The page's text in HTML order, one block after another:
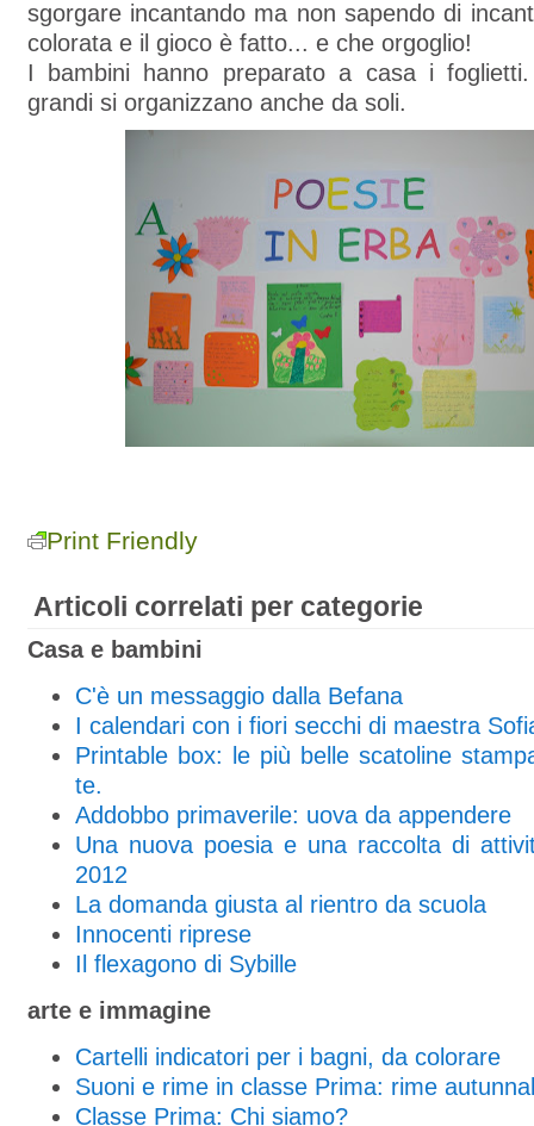
sgorgare incantando ma non sapendo di
colorata e il gioco è fatto... e che orgoglio!
I bambini hanno preparato a casa i
grandi si organizzano anche da soli.
Print Friendly
Articoli correlati per categorie
Casa e bambini
C'è un messaggio dalla Befana
I calendari con i fiori secchi di maestra
Printable box: le più belle scatoline
te.
Addobbo primaverile: uova da appendere
Una nuova poesia e una raccolta di
2012
La domanda giusta al rientro da scuola
Innocenti riprese
Il flexagono di Sybille
arte e immagine
Cartelli indicatori per i bagni, da colorare
Suoni e rime in classe Prima: rime
Classe Prima: Chi siamo?